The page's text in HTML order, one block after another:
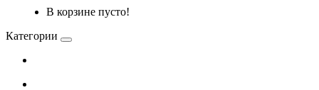
В корзине пусто!
Категории